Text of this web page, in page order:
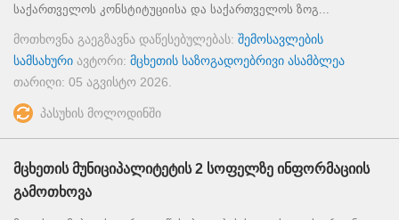
საქართველოს კონსტიტუციისა და საქართველოს ზოგ...
მოთხოვნა გაეგზავნა დაწესებულებას: შემოსავლების
სამსახური ავტორი: მცხეთის საზოგადოებრივი ასამბლეა
თარიღი: 05 აგვისტო 2026
პასუხის მოლოდინში
მცხეთის მუნიციპალიტეტის 2 სოფელზე ინფორმაციის
გამოთხოვა